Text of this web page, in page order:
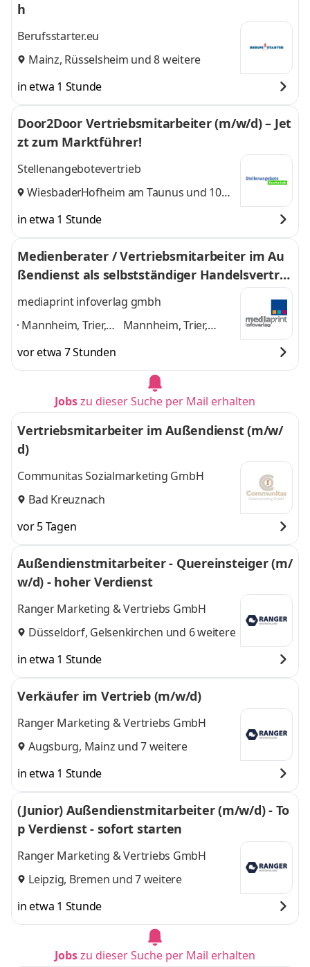
h
Berufsstarter.eu
Mainz, Rüsselsheim und 8 weitere
in etwa 1 Stunde
Door2Door Vertriebsmitarbeiter (m/w/d) – Jet
zt zum Marktführer!
Stellenangebotevertrieb
Wiesbaden,
Hofheim am Taunus und 10
in etwa 1 Stunde
Medienberater / Vertriebsmitarbeiter im Au
ßendienst als selbstständiger Handelsvertret
er (m/w/d) nach § 84 I HGB
mediaprint infoverlag gmbh
Mannheim, Trier,
Frankfurt, Koblenz,
Gießen, Dortmund,
Stenda,
Mannheim, Trier,
Gießen, Dortmund,
Köln, Magdeburg,
Stendaund 8 weitere
vor etwa 7 Stunden
Jobszu dieser Suche per Mail erhalten
Vertriebsmitarbeiter im Außendienst (m/w/
d)
Communitas Sozialmarketing GmbH
Bad Kreuznach
vor 5 Tagen
Außendienstmitarbeiter - Quereinsteiger (m/
w/d) - hoher Verdienst
Ranger Marketing & Vertriebs GmbH
Düsseldorf, Gelsenkirchen und 6 weitere
in etwa 1 Stunde
Verkäufer im Vertrieb (m/w/d)
Ranger Marketing & Vertriebs GmbH
Augsburg, Mainz und 7 weitere
in etwa 1 Stunde
(Junior) Außendienstmitarbeiter (m/w/d) - To
p Verdienst - sofort starten
Ranger Marketing & Vertriebs GmbH
Leipzig, Bremen und 7 weitere
in etwa 1 Stunde
Jobszu dieser Suche per Mail erhalten